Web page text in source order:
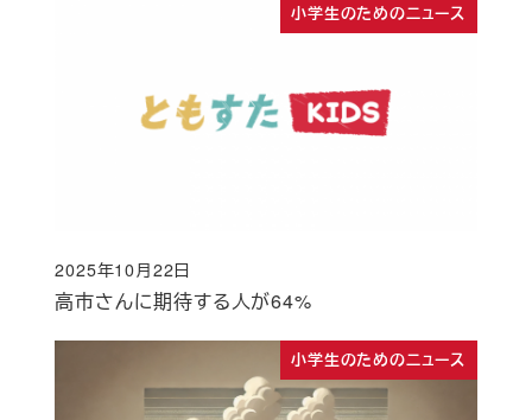
小学生のためのニュース
高市さんに期待する人が64%
投稿日
2025年10月22日
小学生のためのニュース